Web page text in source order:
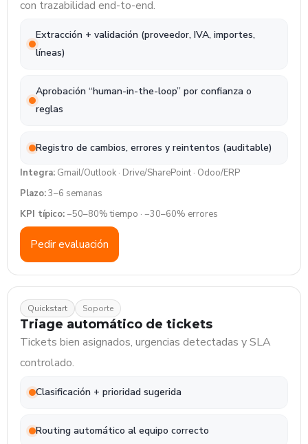
con trazabilidad end-to-end.
Extracción + validación (proveedor, IVA, importes,
líneas)
Aprobación “human-in-the-loop” por confianza o
reglas
Registro de cambios, errores y reintentos (auditable)
Integra: Gmail/Outlook · Drive/SharePoint · Odoo/ERP
Plazo:3–6 semanas
KPI típico:−50–80% tiempo · −30–60% errores
Pedir evaluación
Quickstart Soporte
Triage automático de tickets
Tickets bien asignados, urgencias detectadas y SLA
controlado.
Clasificación + prioridad sugerida
Routing automático al equipo correcto